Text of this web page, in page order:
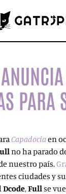
PARA
Capadociaen
no ha parado
nuestro país.
ciudades y
Dcode,Fullse